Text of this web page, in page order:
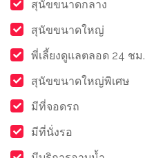
สุนัขขนาดกลาง
สุนัขขนาดใหญ่
พี่เลี้ยงดูแลตลอด 24 ชม.
สุนัขขนาดใหญ่พิเศษ
มีที่จอดรถ
มีที่นั่งรอ